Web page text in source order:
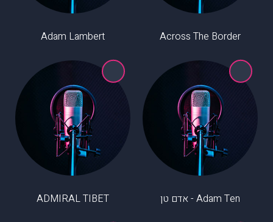
Across The Border
Adam Lambert
Adam Ten - אדם טן ADMIRAL TIBET